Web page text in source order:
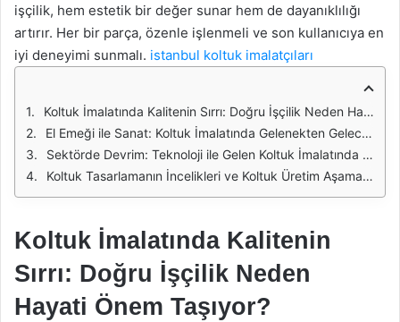
işçilik, hem estetik bir değer sunar hem de dayanıklılığı
artırır. Her bir parça, özenle işlenmeli ve son kullanıcıya en
iyi deneyimi sunmalı. istanbul koltuk imalatçıları
Koltuk İmalatında Kalitenin Sırrı: Doğru İşçilik Neden Hayati Önem Taşıyor?
El Emeği ile Sanat: Koltuk İmalatında Gelenekten Geleceğe Doğru İşçilik
Sektörde Devrim: Teknoloji ile Gelen Koltuk İmalatında Yeni İşçilik Anlayışları
Koltuk Tasarlamanın İncelikleri ve Koltuk Üretim Aşamaları?
Koltuk İmalatında Kalitenin
Sırrı: Doğru İşçilik Neden
Hayati Önem Taşıyor?